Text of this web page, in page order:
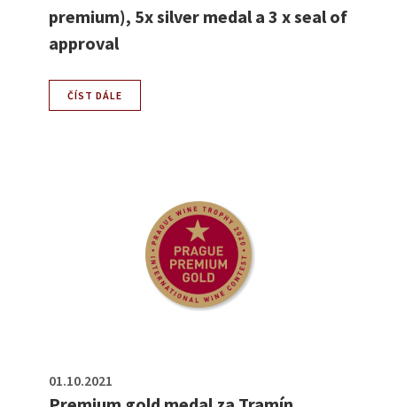
premium), 5x silver medal a 3 x seal of
approval
ČÍST DÁLE
01.10.2021